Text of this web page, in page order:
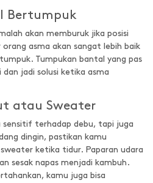
Bertumpuk
akan memburuk jika posisi
asma akan sangat lebih baik
Tumpukan bantal yang pas
jadi solusi ketika asma
atau Sweater
sensitif terhadap debu, tapi juga
dingin, pastikan kamu
ketika tidur. Paparan udara
sesak napas menjadi kambuh.
kamu juga bisa